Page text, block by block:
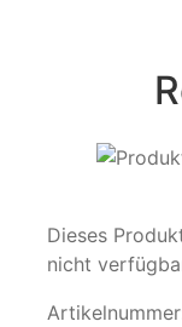
Dieses
nicht